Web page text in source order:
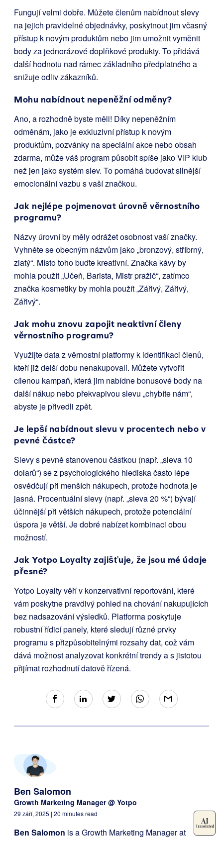
Fungují velmi dobře. Můžete členům nabídnout slevy
na jejich pravidelné objednávky, poskytnout jim včasný
přístup k novým produktům nebo jim umožnit vyměnit
body za jednorázové doplňkové produkty. To přidává
další hodnotu nad rámec základního předplatného a
snižuje odliv zákazníků.
Mohu nabídnout nepeněžní odměny?
Ano, a rozhodně byste měli! Díky nepeněžním
odměnám, jako je exkluzivní přístup k novým
produktům, pozvánky na speciální akce nebo obsah
zdarma, může váš program působit spíše jako VIP klub
než jen jako systém slev. To pomáhá budovat silnější
emocionální vazbu s vaší značkou.
Jak nejlépe pojmenovat úrovně věrnostního
programu?
Názvy úrovní by měly odrážet osobnost vaší značky.
Vyhněte se obecným názvům jako „bronzový, stříbrný,
zlatý“. Místo toho buďte kreativní. Značka kávy by
mohla použít „Učeň, Barista, Mistr pražič“, zatímco
značka kosmetiky by mohla použít „Zářivý, Zářivý,
Zářivý“.
Jak mohu znovu zapojit neaktivní členy
věrnostního programu?
Využijte data z věrnostní platformy k identifikaci členů,
kteří již delší dobu nenakupovali. Můžete vytvořit
cílenou kampaň, která jim nabídne bonusové body na
další nákup nebo překvapivou slevu „chybíte nám“,
abyste je přivedli zpět.
Je lepší nabídnout slevu v procentech nebo v
pevné částce?
Slevy s pevně stanovenou částkou (např. „sleva 10
dolarů“) se z psychologického hlediska často lépe
osvědčují při menších nákupech, protože hodnota je
jasná. Procentuální slevy (např. „sleva 20 %“) bývají
účinnější při větších nákupech, protože potenciální
úspora je větší. Je dobré nabízet kombinaci obou
možností.
Jak Yotpo Loyalty zajišťuje, že jsou mé údaje
přesné?
Yotpo Loyalty věří v konzervativní reportování, které
vám poskytne pravdivý pohled na chování nakupujících
bez nadsazování výsledků. Platforma poskytuje
robustní řídicí panely, které sledují různé prvky
programu s přizpůsobitelnými rozsahy dat, což vám
dává možnost analyzovat konkrétní trendy a s jistotou
přijímat rozhodnutí datově řízená.
Ben Salomon
Growth Marketing Manager @ Yotpo
29 září, 2025 | 20 minutes read
Ben Salomon is a Growth Marketing Manager at